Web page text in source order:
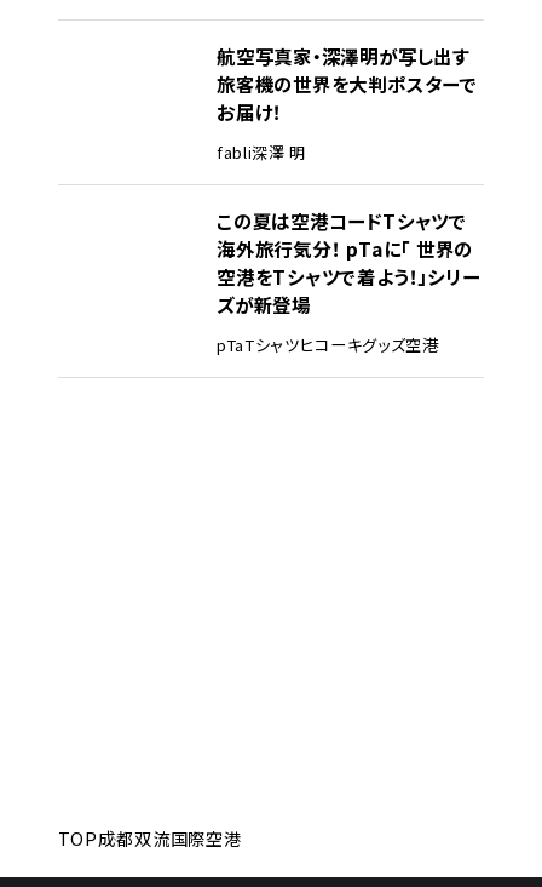
航空写真家・深澤明が写し出す
旅客機の世界を大判ポスターで
お届け！
fabli深澤 明
この夏は空港コードTシャツで
海外旅行気分！ pTaに「 世界の
空港をTシャツで着よう！」シリー
ズが新登場
pTaTシャツヒコーキグッズ空港
TOP成都双流国際空港